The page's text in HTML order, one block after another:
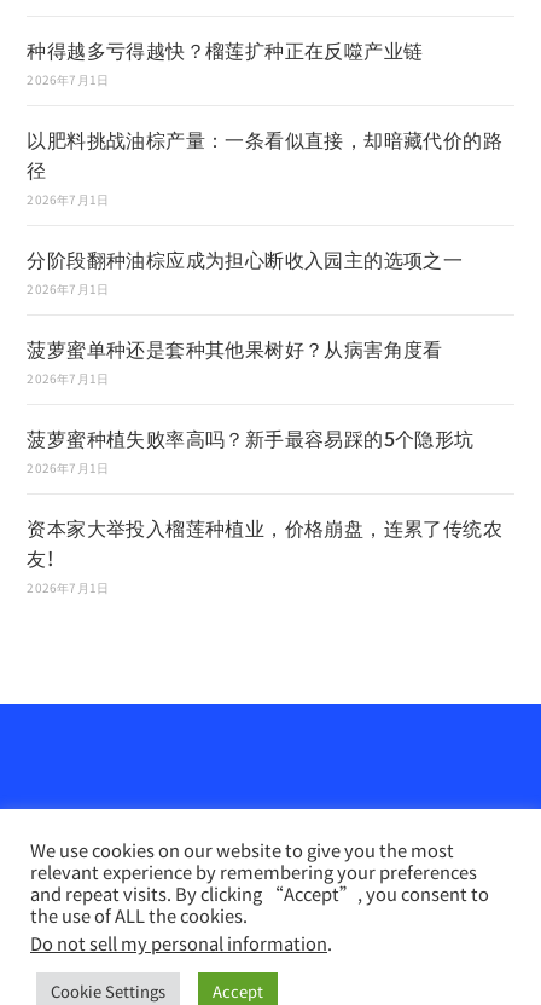
种得越多亏得越快？榴莲扩种正在反噬产业链
2026年7月1日
以肥料挑战油棕产量：一条看似直接，却暗藏代价的路
径
2026年7月1日
分阶段翻种油棕应成为担心断收入园主的选项之一
2026年7月1日
菠萝蜜单种还是套种其他果树好？从病害角度看
2026年7月1日
菠萝蜜种植失败率高吗？新手最容易踩的5个隐形坑
2026年7月1日
资本家大举投入榴莲种植业，价格崩盘，连累了传统农
友!
2026年7月1日
农业天地网 INFO PERTANIAN online （马来文）
Disclaimer
Privacy Policy
We use cookies on our website to give you the most
relevant experience by remembering your preferences
and repeat visits. By clicking “Accept”, you consent to
the use of ALL the cookies.
Do not sell my personal information.
Cookie Settings Accept